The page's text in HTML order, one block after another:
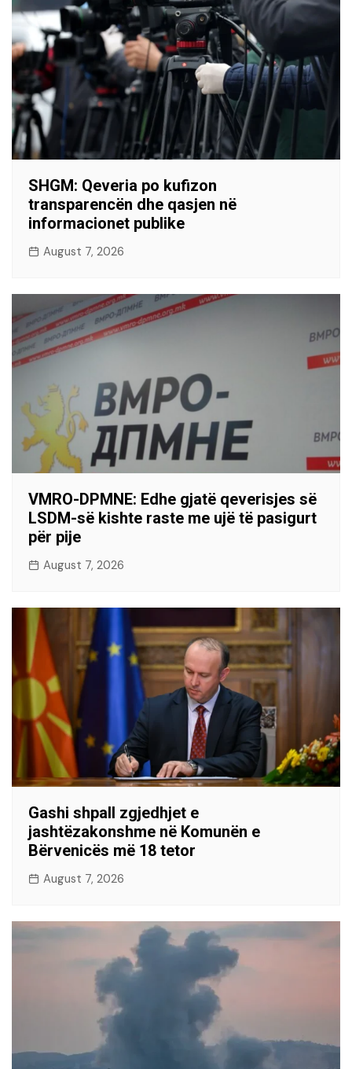
SHGM: Qeveria po kufizon
transparencën dhe qasjen në
informacionet publike
August 7, 2026
VMRO-DPMNE: Edhe gjatë qeverisjes së
LSDM-së kishte raste me ujë të pasigurt
për pije
August 7, 2026
Gashi shpall zgjedhjet e
jashtëzakonshme në Komunën e
Bërvenicës më 18 tetor
August 7, 2026